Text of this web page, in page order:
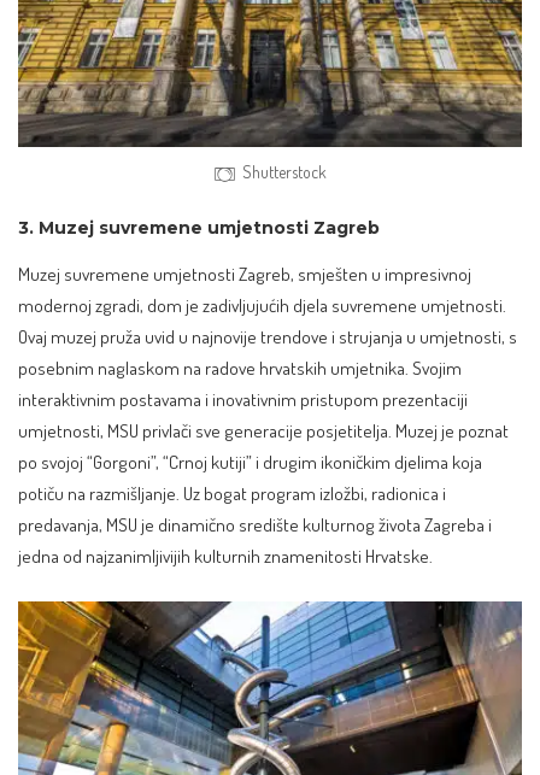
Shutterstock
3. Muzej suvremene umjetnosti Zagreb
Muzej suvremene umjetnosti Zagreb, smješten u impresivnoj
modernoj zgradi, dom je zadivljujućih djela suvremene umjetnosti.
Ovaj muzej pruža uvid u najnovije trendove i strujanja u umjetnosti, s
posebnim naglaskom na radove hrvatskih umjetnika. Svojim
interaktivnim postavama i inovativnim pristupom prezentaciji
umjetnosti, MSU privlači sve generacije posjetitelja. Muzej je poznat
po svojoj “Gorgoni”, “Crnoj kutiji” i drugim ikoničkim djelima koja
potiču na razmišljanje. Uz bogat program izložbi, radionica i
predavanja, MSU je dinamično središte kulturnog života Zagreba i
jedna od najzanimljivijih kulturnih znamenitosti Hrvatske.